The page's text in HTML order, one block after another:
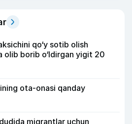
qo‘y sotib olish
olib borib o‘ldirgan yigit 20
ota-onasi qanday
migrantlar uchun